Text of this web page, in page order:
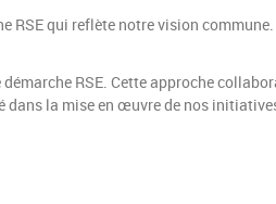
qui reflète notre vision commune.
RSE. Cette approche
la mise en œuvre de nos